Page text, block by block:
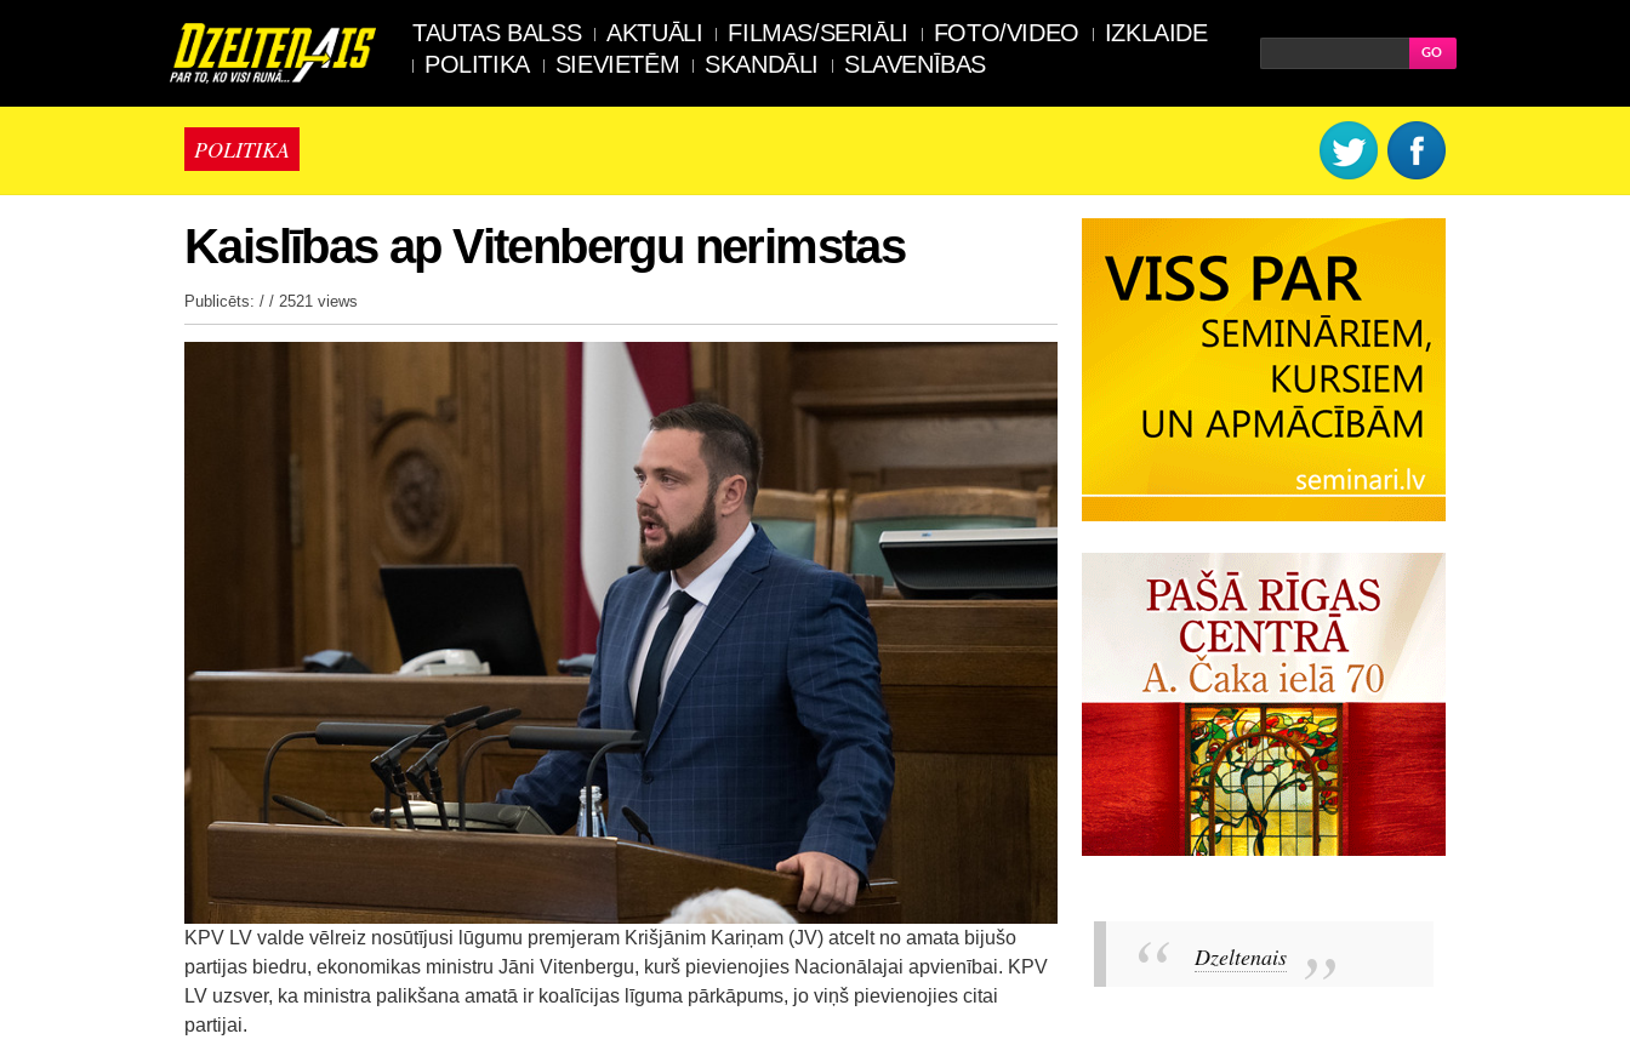
TAUTAS BALSS AKTUĀLI FILMAS/SERIĀLI FOTO/VIDEO
IZKLAIDE
POLITIKA
SIEVIETĒM SKANDĀLI SLAVENĪBAS
POLITIKA
Kaislības ap Vitenbergu nerimstas
Publicēts: / / 2521 views
KPV LV valde vēlreiz nosūtījusi lūgumu premjeram Krišjānim Kariņam (JV) atcelt no amata bijušo
partijas biedru, ekonomikas ministru Jāni Vitenbergu, kurš pievienojies Nacionālajai apvienībai. KPV
LV uzsver, ka ministra palikšana amatā ir koalīcijas līguma pārkāpums, jo viņš pievienojies citai
partijai.
Dzeltenais